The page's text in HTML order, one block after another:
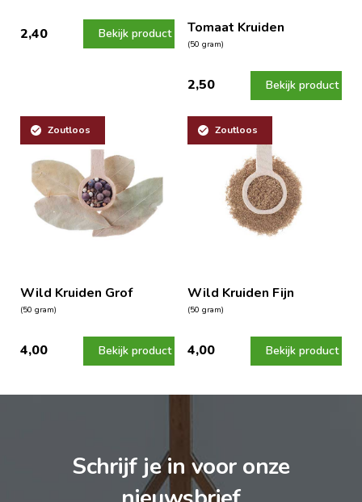
2,40 Bekijk product Tomaat Kruiden
(50 gram)
2,50 Bekijk product
Zoutloos
Wild Kruiden Grof
(50 gram)
4,00 Bekijk product
Zoutloos
Wild Kruiden Fijn
(50 gram)
4,00 Bekijk product
Schrijf je in voor onze